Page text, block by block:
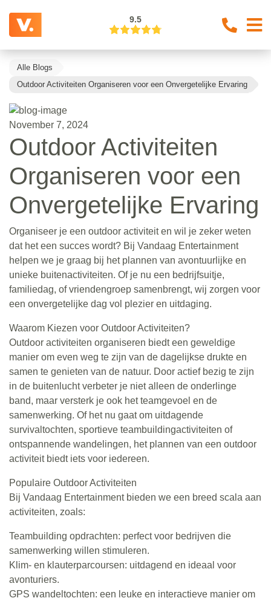
9.5
Alle Blogs
Outdoor Activiteiten Organiseren voor een Onvergetelijke Ervaring
November 7, 2024
Outdoor Activiteiten
Organiseren voor een
Onvergetelijke Ervaring
Organiseer je een outdoor activiteit en wil je zeker weten
dat het een succes wordt? Bij Vandaag Entertainment
helpen we je graag bij het plannen van avontuurlijke en
unieke buitenactiviteiten. Of je nu een bedrijfsuitje,
familiedag, of vriendengroep samenbrengt, wij zorgen voor
een onvergetelijke dag vol plezier en uitdaging.
Waarom Kiezen voor Outdoor Activiteiten?
Outdoor activiteiten organiseren biedt een geweldige
manier om even weg te zijn van de dagelijkse drukte en
samen te genieten van de natuur. Door actief bezig te zijn
in de buitenlucht verbeter je niet alleen de onderlinge
band, maar versterk je ook het teamgevoel en de
samenwerking. Of het nu gaat om uitdagende
survivaltochten, sportieve teambuildingactiviteiten of
ontspannende wandelingen, het plannen van een outdoor
activiteit biedt iets voor iedereen.
Populaire Outdoor Activiteiten
Bij Vandaag Entertainment bieden we een breed scala aan
activiteiten, zoals:
Teambuilding opdrachten: perfect voor bedrijven die
samenwerking willen stimuleren.
Klim- en klauterparcoursen: uitdagend en ideaal voor
avonturiers.
GPS wandeltochten: een leuke en interactieve manier om